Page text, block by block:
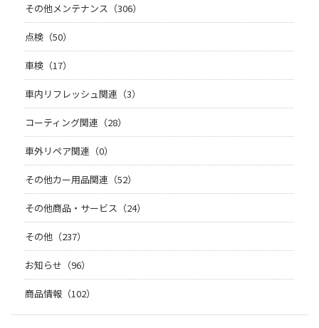
その他メンテナンス（306）
点検（50）
車検（17）
車内リフレッシュ関連（3）
コーティング関連（28）
車外リペア関連（0）
その他カー用品関連（52）
その他商品・サービス（24）
その他（237）
お知らせ（96）
商品情報（102）